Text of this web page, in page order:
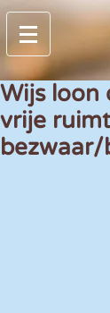
Wijs loon
vrije